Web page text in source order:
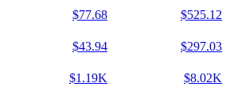
$525.12
$77.68
$297.03
$43.94
$8.02K
$1.19K